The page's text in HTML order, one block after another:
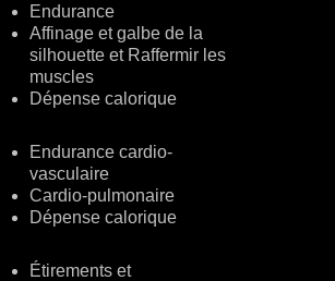
Endurance
Affinage et galbe de la
silhouette et Raffermir les
muscles
Dépense calorique
Endurance cardio-
vasculaire
Cardio-pulmonaire
Dépense calorique
Étirements et